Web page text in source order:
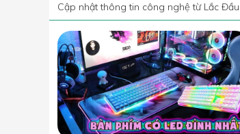
Cập nhật thông tin công nghệ từ Lắc Đầu